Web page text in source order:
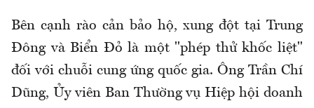
Bên cạnh rào cản bảo hộ, xung đột tại Trung
Đông và Biển Đỏ là một "phép thử khốc liệt"
đối với chuỗi cung ứng quốc gia. Ông Trần Chí
Dũng, Ủy viên Ban Thường vụ Hiệp hội doanh